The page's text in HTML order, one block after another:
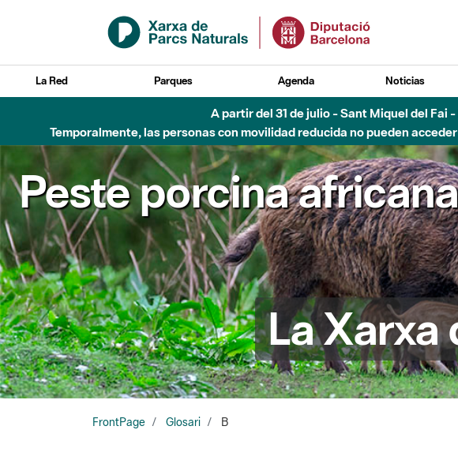
Saltar al contenido principal
La Red Parques Agenda Noticias
A partir del 31 de julio - Sant Miquel del
Temporalmente, las personas con movilidad reducida no pueden
Peste porcina africana
La Xarxa
FrontPage Glosari B